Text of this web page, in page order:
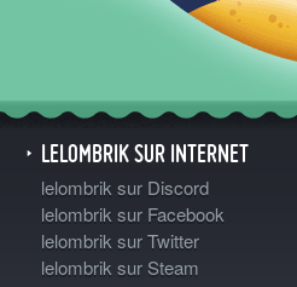
LELOMBRIK SUR INTERNET
lelombrik sur Discord
lelombrik sur Facebook
lelombrik sur Twitter
lelombrik sur Steam